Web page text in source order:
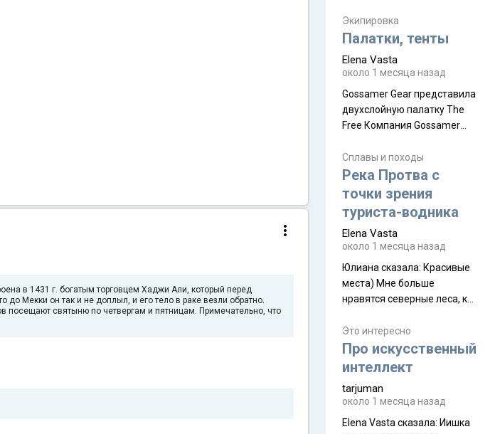
в 1431 г. богатым торговцем Хаджи Али, который перед
до Мекки он так и не доплыл, и его тело в раке везли обратно.
посещают святыню по четвергам и пятницам. Примечательно, что
надеюсь увидеть.
Экипировка
Палатки, тенты
Elena Vasta
около 1 месяца назад
Gossamer Gear представила
двухслойную палатку The
Free Компания Gossamer
туристическую палатку The
Free, которая стала первой
ультралегкой моделью в
ассортименте
производителя. Новинка
получила двухслойную
конструкцию с отдельным
внешним тентом и сетчатой
внутренней палаткой, а ее
комплектации составляет
около 845 г. Палатка весит
менее
Сплавы и походы
Река Протва с
точки зрения
туриста-водника
Elena Vasta
около 1 месяца назад
Юлиана сказалa: Красивые
места) Мне больше
нравятся северные леса, как
южной тайги
Это интересно
Про искусственный
интеллект
tarjuman
около 1 месяца назад
Elena Vasta сказалa: Иишка